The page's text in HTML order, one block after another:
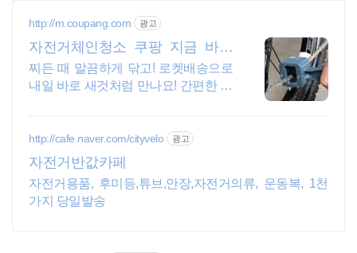
http://m.coupang.com 광고
자전거체인청소 쿠팡 지금 바로
경험해봐요
찌든 때 말끔하게 닦고! 로켓배송으로
내일 바로 새것처럼 만나요! 간편한 도
http://cafe.naver.com/cityvelo 광고
자전거반값카페
자전거용품, 후미등,튜브,안장,자전거의류, 운동복, 1천
가지 당일발송